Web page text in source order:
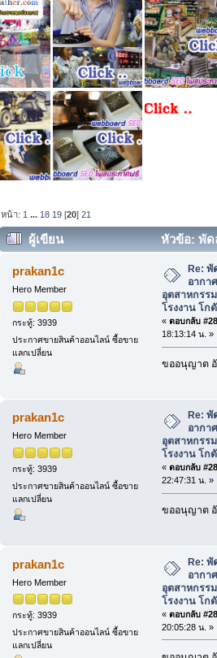
หน้า: 1 ... 18 19 [20]21
ผู้เขียน
หัวข้อ: พัด
สำหรับระบายอากาศในโรงงาน โกดัง (
prakan1c
Hero Member
กระทู้: 3939
ประกาศขายสินค้าออนไลน์ ซื้อขาย
แลกเปลี่ยน
Re:
อากา
อุตสาหกรร
โรงงาน โก
« ตอบกลับ
18:13:14 น. »
ขออนุญาต
prakan1c
Hero Member
กระทู้: 3939
ประกาศขายสินค้าออนไลน์ ซื้อขาย
แลกเปลี่ยน
Re:
อากา
อุตสาหกรร
โรงงาน โก
« ตอบกลับ
22:47:31 น. »
ขออนุญาต
prakan1c
Hero Member
กระทู้: 3939
ประกาศขายสินค้าออนไลน์ ซื้อขาย
แลกเปลี่ยน
Re: พั
อากา
อุตสาหกรร
โรงงาน โก
« ตอบกลับ
20:05:28 น. »